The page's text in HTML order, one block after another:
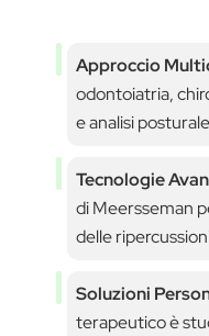
Approccio
odontoiatria,
e analisi
Tecnologie
di Meersseman
delle
Soluzioni
terapeutico è